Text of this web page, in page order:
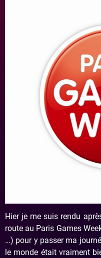
Hier je me suis rendu
route au Paris Games
…) pour y passer ma
le monde était vraiment